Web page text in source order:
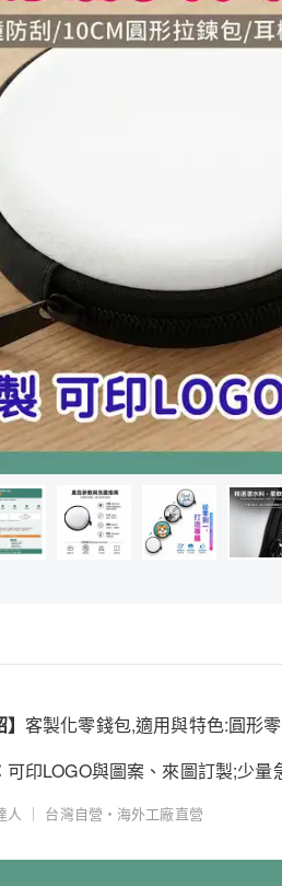
客製化零錢包,適用與特色:圓形
可印LOGO與圖案、來圖訂製;少
人 ｜ 台灣自營・海外工廠直營